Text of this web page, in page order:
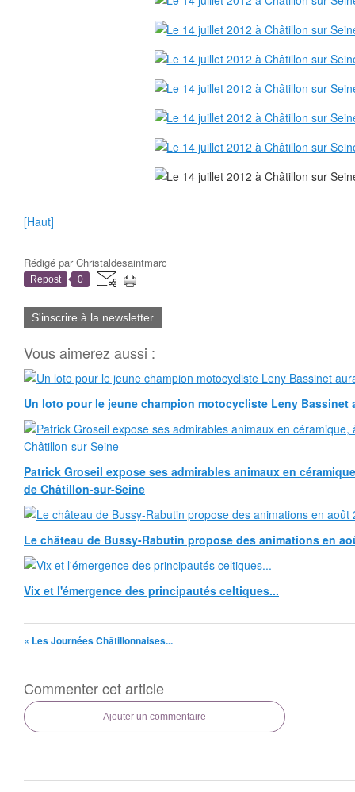
[Haut]
Rédigé parChristaldesaintmarc
Repost 0
S'inscrire à la newsletter
Vous aimerez aussi :
Un loto pour le jeune champion motocycliste Leny Bassinet
Patrick Groseil expose ses admirables animaux en
de Châtillon-sur-Seine
Le château de Bussy-Rabutin propose des animations en
Vix et l'émergence des principautés celtiques...
« Les Journées Châtillonnaises...
Commenter cet article
Ajouter un commentaire